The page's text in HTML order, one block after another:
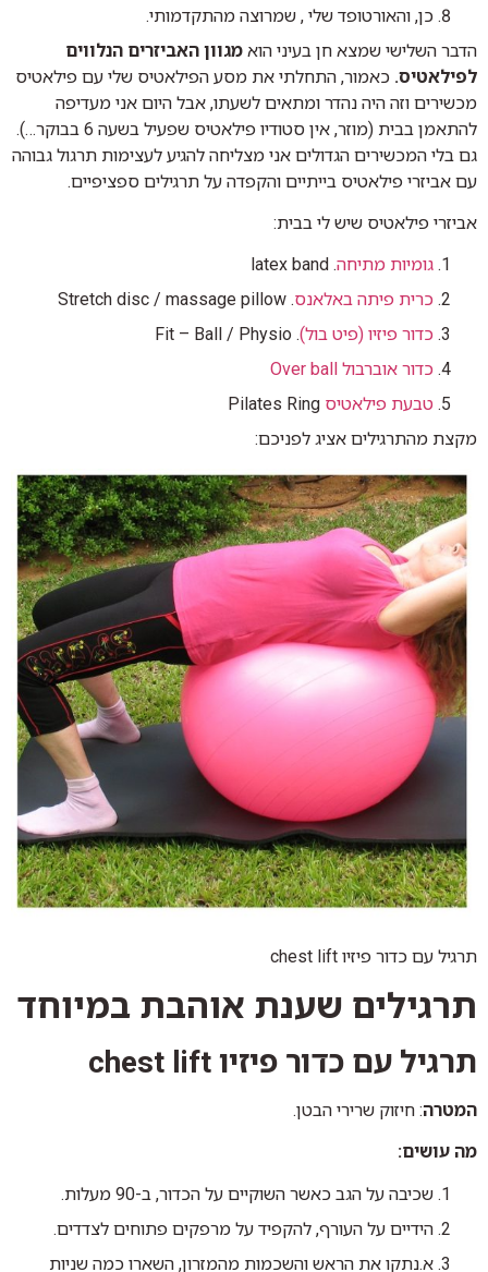
כן, והאורטופד שלי , שמרוצה מהתקדמותי.
הדבר השלישי שמצא חן בעיני הוא מגוון האביזרים הנלווים
לפילאטיס. כאמור, התחלתי את מסע הפילאטיס שלי עם פילאטיס
מכשירים וזה היה נהדר ומתאים לשעתו, אבל היום אני מעדיפה
להתאמן בבית (מוזר, אין סטודיו פילאטיס שפעיל בשעה 6 בבוקר…).
גם בלי המכשירים הגדולים אני מצליחה להגיע לעצימות תרגול גבוהה
עם אביזרי פילאטיס בייתיים והקפדה על תרגילים ספציפיים.
אביזרי פילאטיס שיש לי בבית:
גומיות מתיחה. latex band
כרית פיתה באלאנס. Stretch disc / massage pillow
כדור פיזיו (פיט בול). Fit – Ball / Physio
כדור אוברבול Over ball
טבעת פילאטיס
מקצת מהתרגילים אציג לפניכם:
תרגיל עם כדור פיזיו chest lift
תרגילים שענת אוהבת במיוחד
תרגיל עם כדור פיזיו chest lift
המטרה: חיזוק שרירי הבטן.
מה עושים:
שכיבה על הגב כאשר השוקיים על הכדור, ב-90 מעלות.
הידיים על העורף, להקפיד על מרפקים פתוחים לצדדים.
א.נתקו את הראש והשכמות מהמזרון, השארו כמה שניות